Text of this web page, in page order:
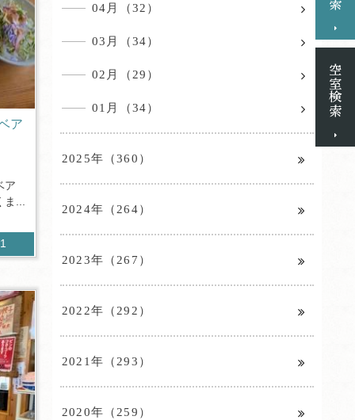
ア
ア
...
04月（32）
03月（34）
02月（29）
01月（34）
2025年（360）
2024年（264）
2023年（267）
2022年（292）
2021年（293）
2020年（259）